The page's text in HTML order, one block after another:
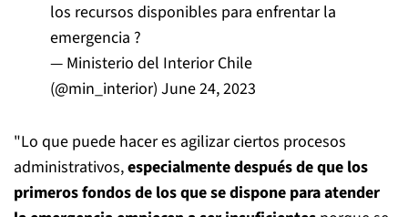
los recursos disponibles para enfrentar la
emergencia ?
— Ministerio del Interior Chile
(@min_interior) June 24, 2023
"Lo que puede hacer es agilizar ciertos procesos
administrativos,especialmente después de que los
primeros fondos de los que se dispone para atender